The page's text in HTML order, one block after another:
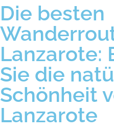
Die besten
Lanzarote:
Sie die
Schönheit
Lanzarote